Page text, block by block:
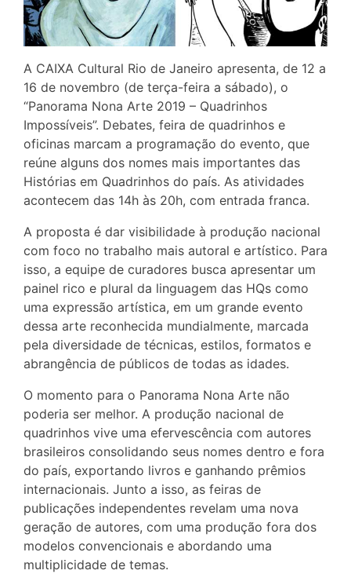
A CAIXA Cultural Rio de Janeiro apresenta, de 12 a
16 de novembro (de terça-feira a sábado), o
“Panorama Nona Arte 2019 – Quadrinhos
Impossíveis”. Debates, feira de quadrinhos e
oficinas marcam a programação do evento, que
reúne alguns dos nomes mais importantes das
Histórias em Quadrinhos do país. As atividades
acontecem das 14h às 20h, com entrada franca.
A proposta é dar visibilidade à produção nacional
com foco no trabalho mais autoral e artístico. Para
isso, a equipe de curadores busca apresentar um
painel rico e plural da linguagem das HQs como
uma expressão artística, em um grande evento
dessa arte reconhecida mundialmente, marcada
pela diversidade de técnicas, estilos, formatos e
abrangência de públicos de todas as idades.
O momento para o Panorama Nona Arte não
poderia ser melhor. A produção nacional de
quadrinhos vive uma efervescência com autores
brasileiros consolidando seus nomes dentro e fora
do país, exportando livros e ganhando prêmios
internacionais. Junto a isso, as feiras de
publicações independentes revelam uma nova
geração de autores, com uma produção fora dos
modelos convencionais e abordando uma
multiplicidade de temas.